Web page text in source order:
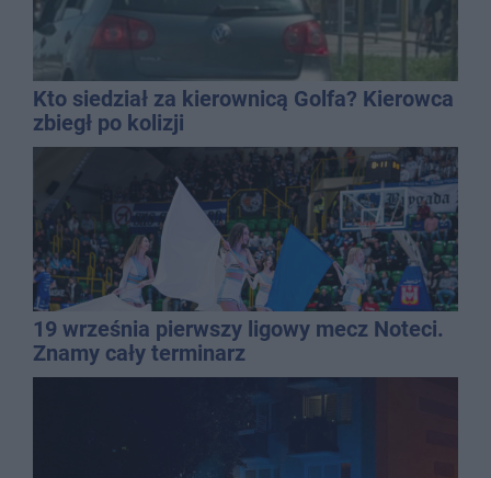
Kto siedział za kierownicą Golfa? Kierowca
zbiegł po kolizji
19 września pierwszy ligowy mecz Noteci.
Znamy cały terminarz